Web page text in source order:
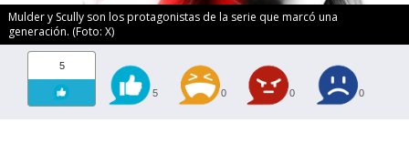
Mulder y Scully son los protagonistas de la serie que marcó una
generación. (Foto: X)
5
5 0 0 0